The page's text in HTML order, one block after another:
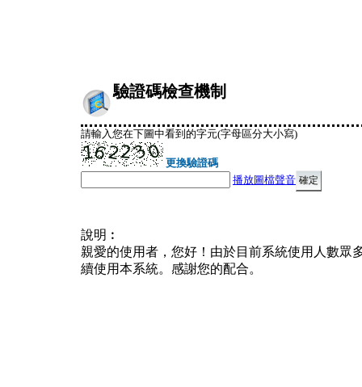
驗證碼檢查機制
請輸入您在下圖中看到的字元(字母區分大小寫)
更換驗證碼
播放圖檔聲音
說明︰
親愛的使用者，您好！由於目前系統使用人數眾
續使用本系統。感謝您的配合。